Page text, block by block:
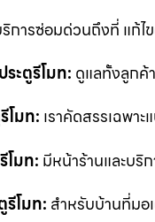
การซ่อมด่วนถึงที่ แก้ไ
ะตูรีโมท: ดูแลทั้งลูกค้
โมท: เราคัดสรรเฉพ
โมท: มีหน้าร้านและบริ
รีโมท: สำหรับบ้านที่มอ